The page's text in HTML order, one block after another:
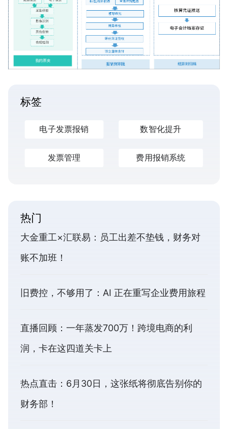
标签
电子发票报销 数智化提升
发票管理 费用报销系统
热门
大金重工×汇联易：员工出差不垫钱，财务对
账不加班！
旧费控，不够用了：AI 正在重写企业费用旅程
直播回顾：一年蒸发700万！跨境电商的利
润，卡在这四道关卡上
热点直击：6月30日，这张纸将彻底告别你的
财务部！